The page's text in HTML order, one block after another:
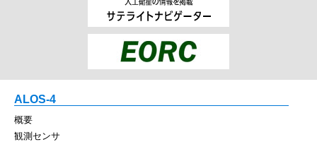
ALOS-4
概要
観測センサ